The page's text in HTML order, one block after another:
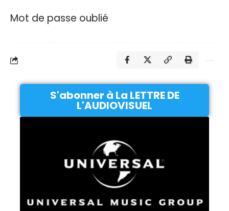
Mot de passe oublié
S'abonner à La LETTRE DE
L'AUDIOVISUEL